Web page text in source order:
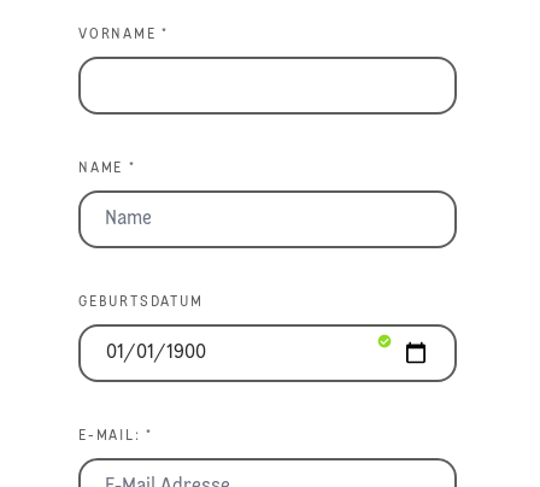
VORNAME *
NAME *
GEBURTSDATUM
E-MAIL: *